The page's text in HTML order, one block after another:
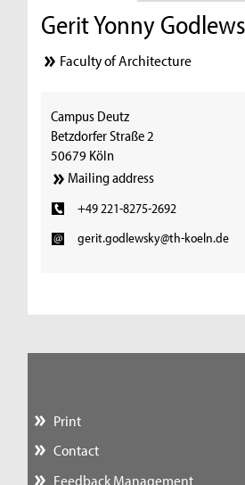
Gerit Yonny
Faculty of Architecture
Campus Deutz
Betzdorfer Straße 2
50679 Köln
Mailing address
+49 221-8275-2692
gerit.godlewsky@th-koeln.de
Print
Contact
Feedback Management